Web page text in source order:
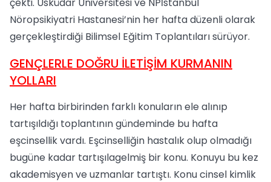
Nöropsikiyatri Hastanesi’nin her hafta düzenli olarak
gerçekleştirdiği Bilimsel Eğitim Toplantıları sürüyor.
GENÇLERLE DOĞRU İLETİŞİM KURMANIN
YOLLARI
Her hafta birbirinden farklı konuların ele alınıp
tartışıldığı toplantının gündeminde bu hafta
eşcinsellik vardı. Eşcinselliğin hastalık olup olmadığı
bugüne kadar tartışılagelmiş bir konu. Konuyu bu kez
akademisyen ve uzmanlar tartıştı. Konu cinsel kimlik